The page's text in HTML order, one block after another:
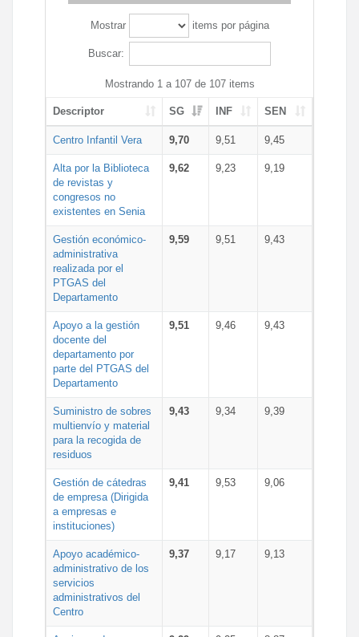
Mostrar items por página
Buscar:
Mostrando 1 a 107 de 107 items
Descriptor SG INF SEN
Centro Infantil Vera 9,70 9,51 9,45
Alta por la Biblioteca
de revistas y
congresos no
existentes en Senia
9,62 9,23 9,19
Gestión económico-
administrativa
realizada por el
PTGAS del
Departamento
9,59 9,51 9,43
Apoyo a la gestión
docente del
departamento por
parte del PTGAS del
Departamento
9,51 9,46 9,43
Suministro de sobres
multienvío y material
para la recogida de
residuos
9,43 9,34 9,39
Gestión de cátedras
de empresa (Dirigida
a empresas e
instituciones)
9,41 9,53 9,06
Apoyo académico-
administrativo de los
servicios
administrativos del
Centro
9,37 9,17 9,13